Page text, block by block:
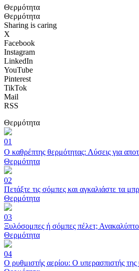
Θερμότητα
Θερμότητα
Sharing is caring
X
Facebook
Instagram
LinkedIn
YouTube
Pinterest
TikTok
Mail
RSS
Θερμότητα
01
Ο καθρέπτης θερμότητας: Λύσεις για
Θερμότητα
02
Πετάξτε τις σόμπες και αγκαλιάστε τα
Θερμότητα
03
Ξυλόσομπες ή σόμπες πέλετ;
Θερμότητα
04
Ο ρυθμιστής αερίου: Ο υπερασπιστής